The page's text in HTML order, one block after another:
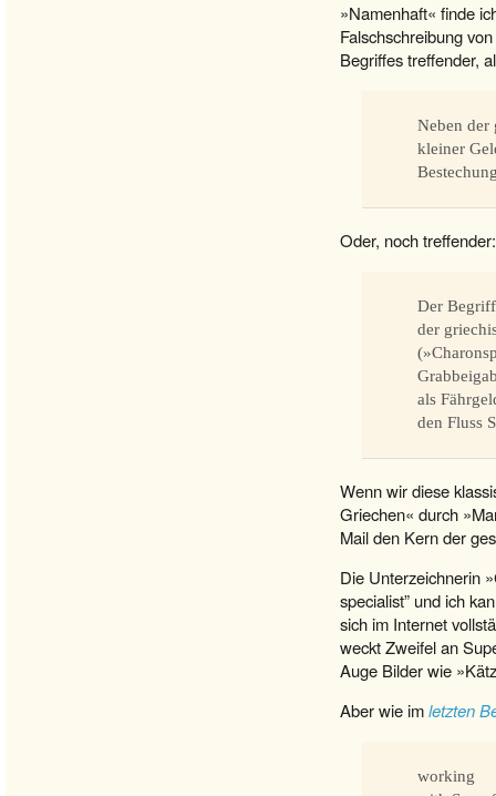
»Namenhaft« finde
Falschschreibung von
Begriffes treffender,
Neben der
kleiner
Oder, noch treffender:
Der
der
als
den Fluss
Wenn wir diese
Griechen« durch
Mail den Kern der
Die Unterzeichnerin
specialist” und ich
sich im Internet
weckt Zweifel an
Auge Bilder wie
Aber wie imletzten
working